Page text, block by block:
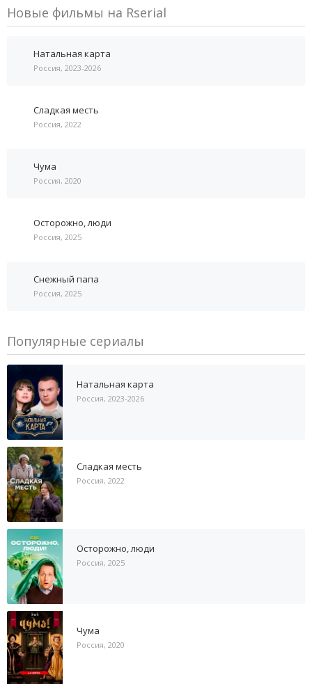
Новые фильмы на Rserial
Натальная карта
Россия, 2023-2026
Сладкая месть
Россия, 2022
Чума
Россия, 2020
Осторожно, люди
Россия, 2025
Снежный папа
Россия, 2025
Популярные сериалы
Натальная карта
Россия, 2023-2026
Сладкая месть
Россия, 2022
Осторожно, люди
Россия, 2025
Чума
Россия, 2020